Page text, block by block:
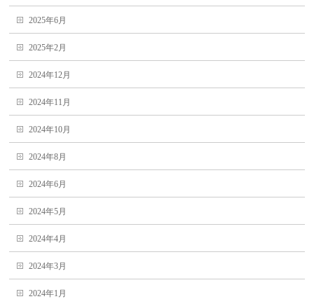
2025年6月
2025年2月
2024年12月
2024年11月
2024年10月
2024年8月
2024年6月
2024年5月
2024年4月
2024年3月
2024年1月